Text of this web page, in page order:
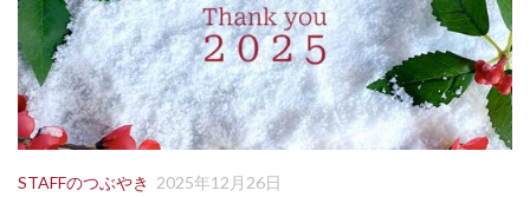
STAFFのつぶやき 2025年12月26日